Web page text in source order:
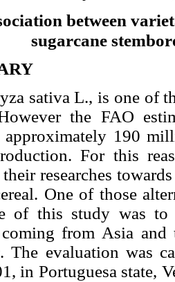
between
sugarcane
sativa L., is one of
the FAO
approximately 190
For this
researches
One of those
of this study was to
from Asia
The evaluation was
in Portuguesa state,